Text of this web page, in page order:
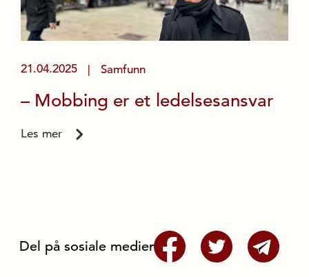
21.04.2025 Samfunn
– Mobbing er et ledelsesansvar
Les mer
Del på sosiale medier